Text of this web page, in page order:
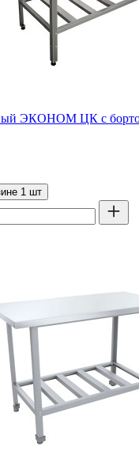
ЭКОНОМ ЦК с
1 шт